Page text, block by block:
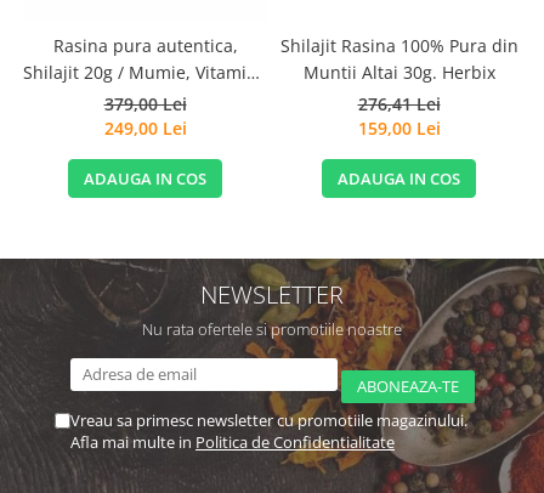
Rasina pura autentica,
Shilajit 20g / Mumie, Vitamine
si Micronutrienti - Vitadote
379,00 Lei
249,00 Lei
ADAUGA IN COS
Shilajit Rasina 100% Pura din
Muntii Altai 30g. Herbix
276,41 Lei
159,00 Lei
ADAUGA IN COS
NEWSLETTER
Nu rata ofertele si promotiile noastre
Vreau sa primesc newsletter cu promotiile magazinului.
Afla mai multe in Politica de Confidentialitate